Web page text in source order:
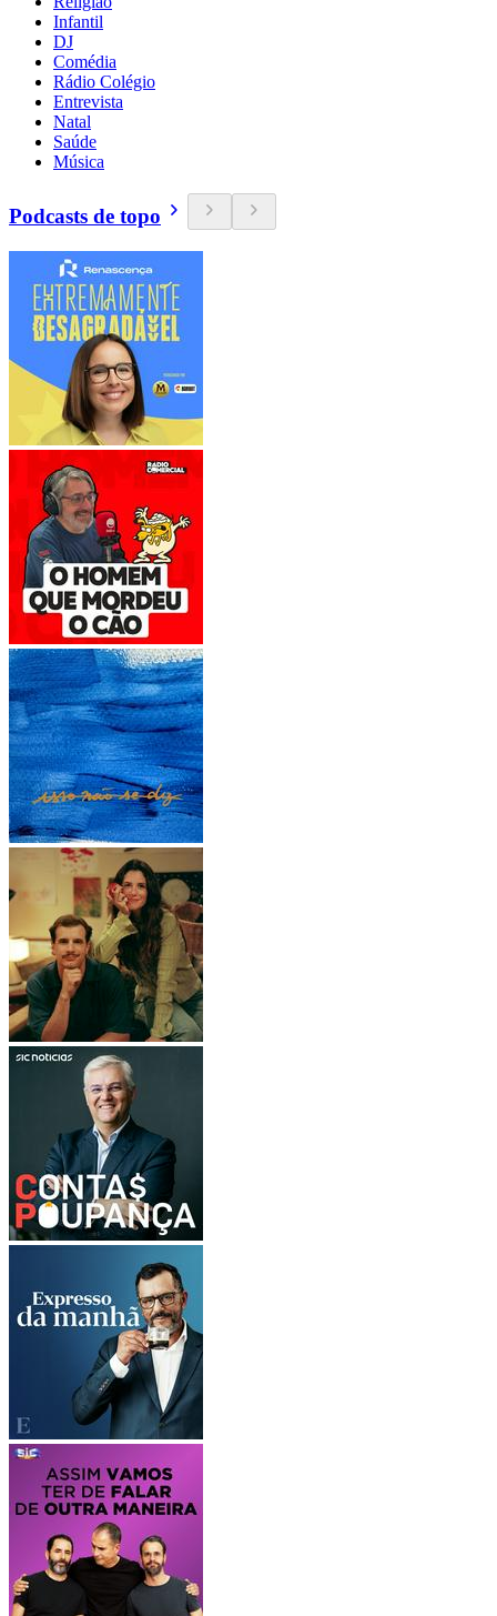
Infantil
DJ
Comédia
Rádio Colégio
Entrevista
Natal
Saúde
Música
Podcasts de topo